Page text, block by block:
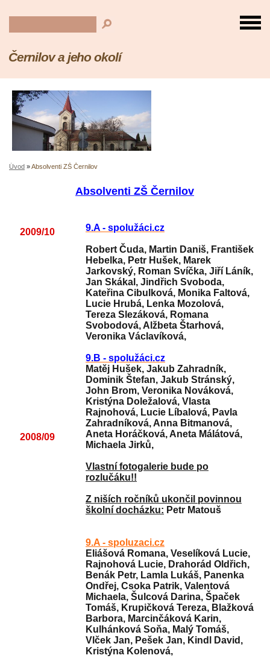
Černilov a jeho okolí
Úvod »Absolventi ZŠ Černilov
Absolventi ZŠ Černilov
2009/10
2008/09
9.A - spolužáci.cz
Robert Čuda, Martin Daniš, František
Hebelka, Petr Hušek, Marek
Jarkovský, Roman Svíčka, Jiří Láník,
Jan Skákal, Jindřich Svoboda,
Kateřina Cibulková, Monika Faltová,
Lucie Hrubá, Lenka Mozolová,
Tereza Slezáková, Romana
Svobodová, Alžbeta Štarhová,
Veronika Václavíková,
9.B - spolužáci.cz
Matěj Hušek, Jakub Zahradník,
Dominik Štefan, Jakub Stránský,
John Brom, Veronika Nováková,
Kristýna Doležalová, Vlasta
Rajnohová, Lucie Líbalová, Pavla
Zahradníková, Anna Bitmanová,
Aneta Horáčková, Aneta Málátová,
Michaela Jirků,
Vlastní fotogalerie bude po
rozlučáku!!
Z niších ročníků ukončil povinnou
školní docházku: Petr Matouš
9.A - spoluzaci.cz
Eliášová Romana, Veselíková Lucie,
Rajnohová Lucie, Drahorád Oldřich,
Benák Petr, Lamla Lukáš, Panenka
Ondřej, Csoka Patrik, Valentová
Michaela, Šulcová Darina, Špaček
Tomáš, Krupičková Tereza, Blažková
Barbora, Marcinčáková Karin,
Kulhánková Soňa, Malý Tomáš,
Vlček Jan, Pešek Jan, Kindl David,
Kristýna Kolenová,